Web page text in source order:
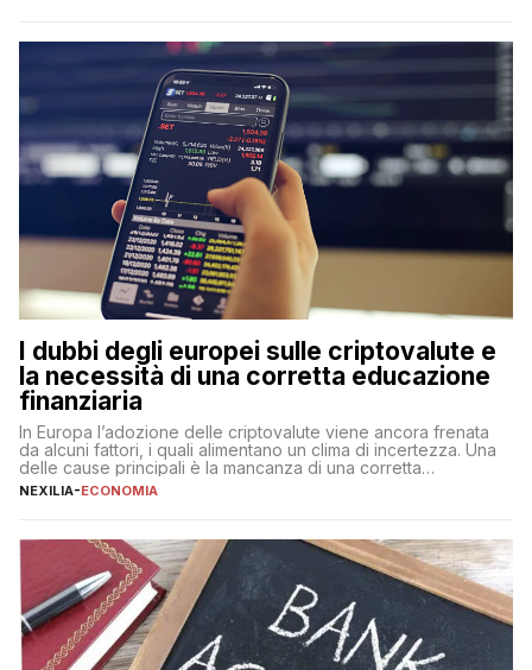
flessibilità e rendimento. Come funzionano […]
I dubbi degli europei sulle criptovalute e
la necessità di una corretta educazione
finanziaria
In Europa l’adozione delle criptovalute viene ancora frenata
da alcuni fattori, i quali alimentano un clima di incertezza. Una
delle cause principali è la mancanza di una corretta
educazione finanziaria, che impedisce ad una larga parte della
sulle criptovalute: […]
NEXILIA-ECONOMIA